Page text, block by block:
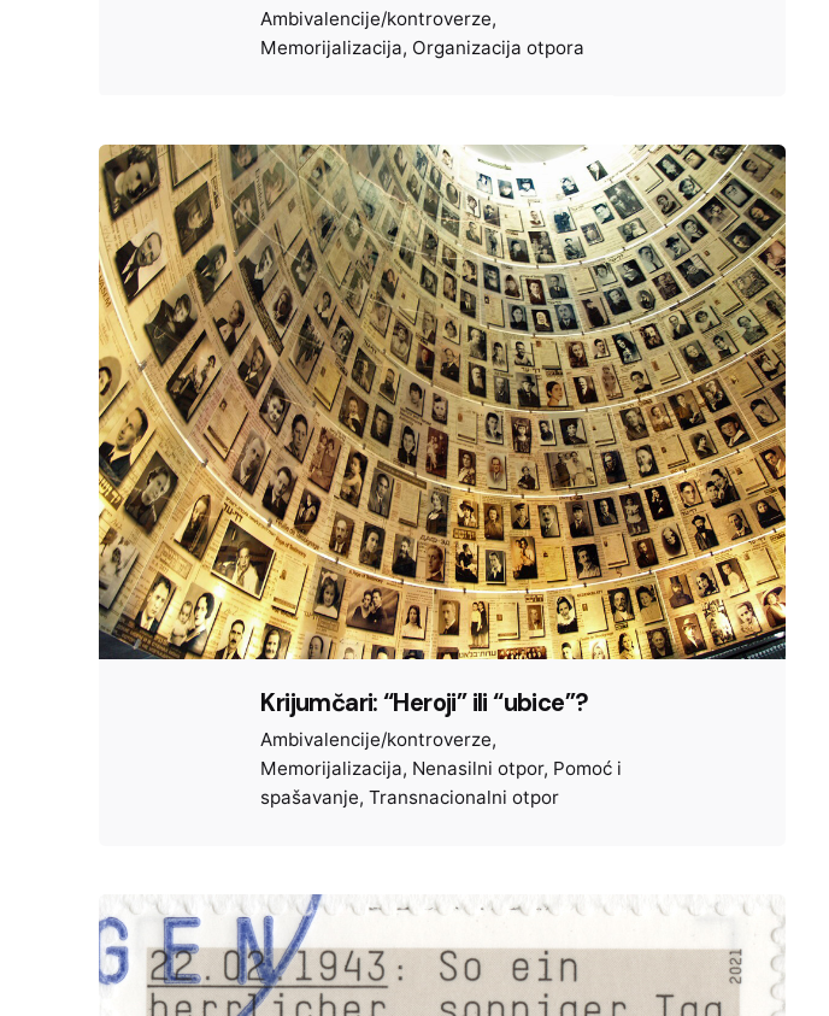
Ambivalencije/kontroverze
Memorijalizacija Organizacija otpora
Krijumčari: “Heroji” ili “ubice”?
Ambivalencije/kontroverze
Memorijalizacija Nenasilni otpor Pomoć i
spašavanje Transnacionalni otpor